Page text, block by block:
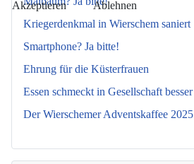
Kriegerdenkmal in Wierschem saniert
Smartphone? Ja bitte!
Ehrung für die Küsterfrauen
Essen schmeckt in Gesellschaft besser
Der Wierschemer Adventskaffee 2025
Akzeptieren Ablehnen